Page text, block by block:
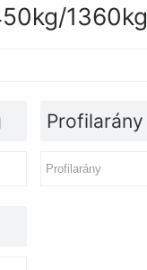
1360kg
Profilarány